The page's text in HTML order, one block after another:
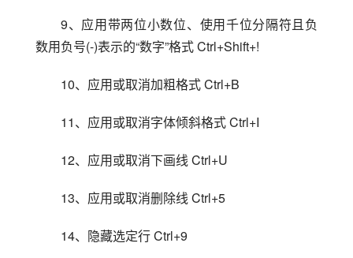
9、应用带两位小数位、使用千位分隔符且负
数用负号(-)表示的“数字”格式 Ctrl+Shift+!
10、应用或取消加粗格式 Ctrl+B
11、应用或取消字体倾斜格式 Ctrl+I
12、应用或取消下画线 Ctrl+U
13、应用或取消删除线 Ctrl+5
14、隐藏选定行 Ctrl+9